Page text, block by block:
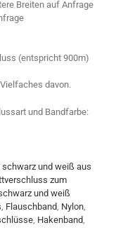
Breiten auf Anfrage
(entspricht 900m)
davon.
und Bandfarbe:
und weiß aus
zum
und weiß
Flauschband Nylon
Hakenband